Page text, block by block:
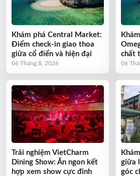
Khám phá Central Market:
Điểm check-in giao thoa
giữa cổ điển và hiện đại
06 Tháng 8, 2026
chất
06
Trải nghiệm VietCharm
Dining Show: Ăn ngon kết
hợp xem show cực đỉnh
giữa
góc